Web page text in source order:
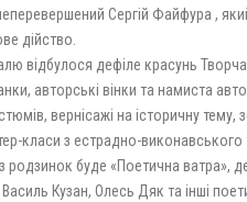
Сергій Файфура ,
дійство.
відбулося дефіле красунь
авторські вінки та намиста
вернісажі на історичну
класи з естрадно-виконавського
буде «Поетична ватра»,
Кузан, Олесь Дяк та інші